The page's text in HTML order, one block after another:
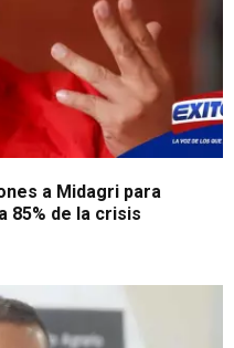
a Midagri para
85% de la crisis